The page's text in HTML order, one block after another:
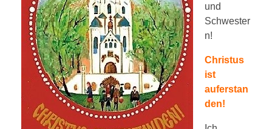
und
Schwester
n!
Christus
ist
auferstan
den!